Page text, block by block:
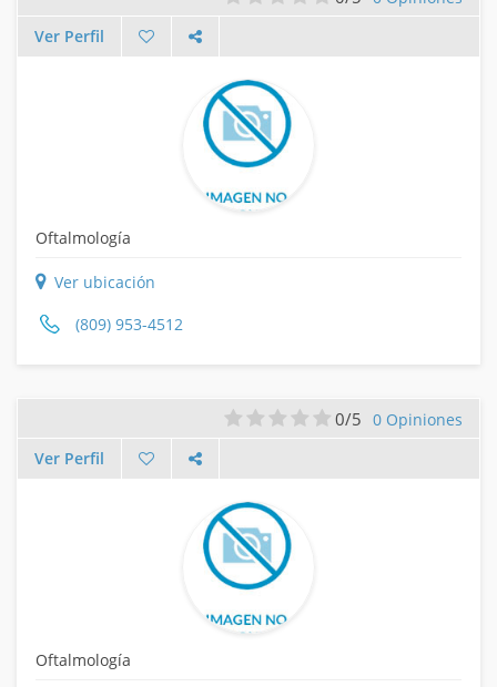
Ver Perfil
Oftalmología
Ver ubicación
(809) 953-4512
0/5 0 Opiniones
Ver Perfil
Oftalmología